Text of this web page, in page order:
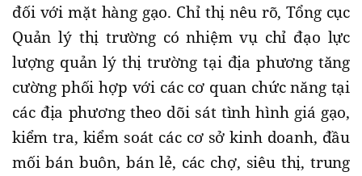
đối với mặt hàng gạo. Chỉ thị nêu rõ, Tổng cục
Quản lý thị trường có nhiệm vụ chỉ đạo lực
lượng quản lý thị trường tại địa phương tăng
cường phối hợp với các cơ quan chức năng tại
các địa phương theo dõi sát tình hình giá gạo,
kiểm tra, kiểm soát các cơ sở kinh doanh, đầu
mối bán buôn, bán lẻ, các chợ, siêu thị, trung